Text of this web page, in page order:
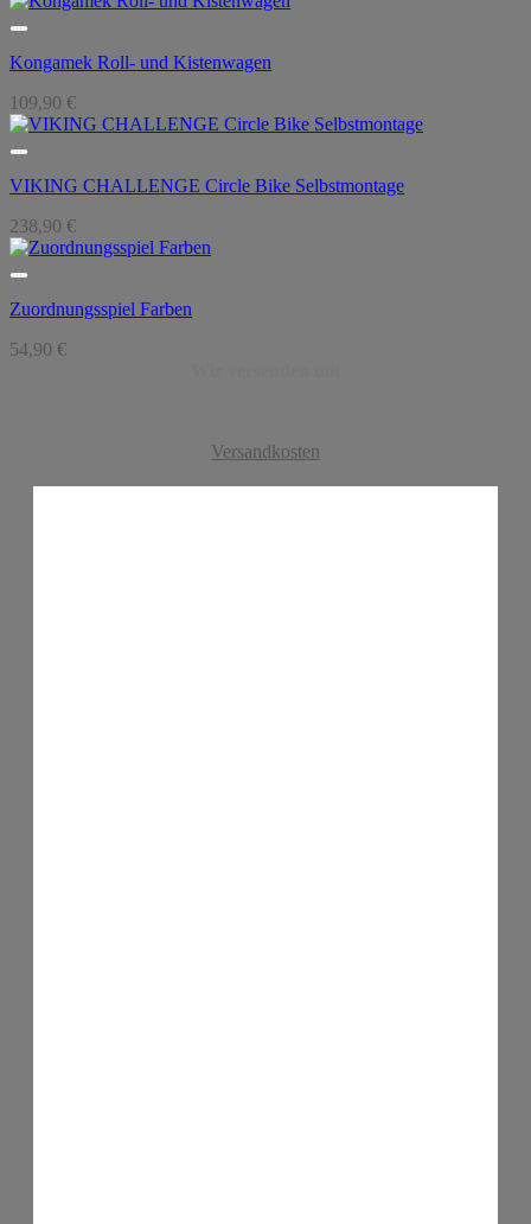
Kongamek Roll- und Kistenwagen
109,90 €
VIKING CHALLENGE Circle Bike Selbstmontage
238,90 €
Zuordnungsspiel Farben
54,90 €
Versandkosten